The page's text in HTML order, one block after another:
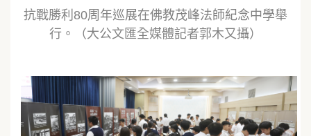
抗戰勝利80周年巡展在佛教茂峰法師紀念中學舉
行。（大公文匯全媒體記者郭木又攝）